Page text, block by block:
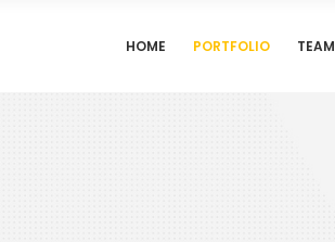
HOME PORTFOLIO TEAM